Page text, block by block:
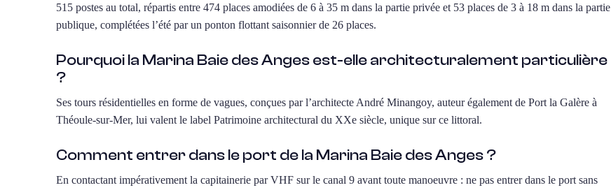
515 postes au total, répartis entre 474 places amodiées de 6 à 35 m dans la partie privée et 53 places de 3 à 18 m dans la partie
publique, complétées l’été par un ponton flottant saisonnier de 26 places.
Pourquoi la Marina Baie des Anges est-elle architecturalement particulière
?
Ses tours résidentielles en forme de vagues, conçues par l’architecte André Minangoy, auteur également de Port la Galère à
Théoule-sur-Mer, lui valent le label Patrimoine architectural du XXe siècle, unique sur ce littoral.
Comment entrer dans le port de la Marina Baie des Anges ?
En contactant impérativement la capitainerie par VHF sur le canal 9 avant toute manoeuvre : ne pas entrer dans le port sans